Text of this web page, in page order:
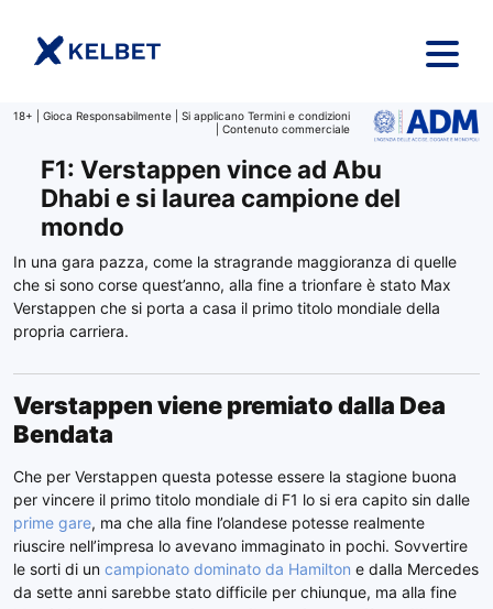
18+ | Gioca Responsabilmente | Si applicano Termini e condizioni
| Contenuto commerciale
F1: Verstappen vince ad Abu
Dhabi e si laurea campione del
mondo
In una gara pazza, come la stragrande maggioranza di quelle
che si sono corse quest’anno, alla fine a trionfare è stato Max
Verstappen che si porta a casa il primo titolo mondiale della
propria carriera.
Verstappen viene premiato dalla Dea
Bendata
Che per Verstappen questa potesse essere la stagione buona
per vincere il primo titolo mondiale di F1 lo si era capito sin dalle
prime gare, ma che alla fine l’olandese potesse realmente
riuscire nell’impresa lo avevano immaginato in pochi. Sovvertire
le sorti di un campionato dominato da Hamilton e dalla Mercedes
da sette anni sarebbe stato difficile per chiunque, ma alla fine